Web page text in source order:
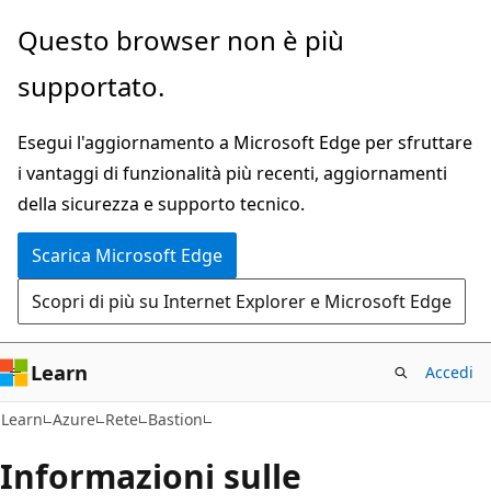
Ignora
passa
contenuto
principale
Questo browser non è più
supportato.
Esegui l'aggiornamento a Microsoft Edge per sfruttare
i vantaggi di funzionalità più recenti, aggiornamenti
della sicurezza e supporto tecnico.
Scarica Microsoft Edge
Scopri di più su Internet Explorer e Microsoft Edge
Learn Accedi
Learn Azure Rete Bastion
Informazioni sulle